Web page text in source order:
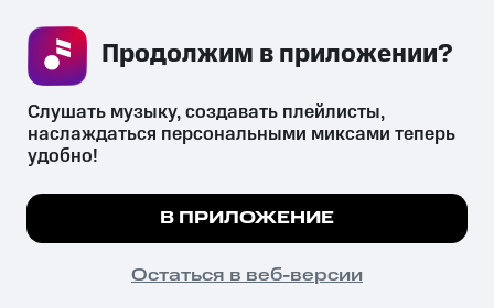
СКАЧАТЬ ПРИЛОЖЕНИЕ
психотропных веществ, их аналогов причиняет вред здоровью,
их незаконный оборот запрещён и влечёт установленную
законодательством ответственность.
© 2026 ООО «КИОН».
Все права защищены
Мы используем куки, чтобы на сайте все
Подробнее
ПОНЯТНО
Слушать музыку, создавать плейлисты,
наслаждаться персональными миксами теперь
удобно!
В ПРИЛОЖЕНИЕ
Остаться в веб-версии